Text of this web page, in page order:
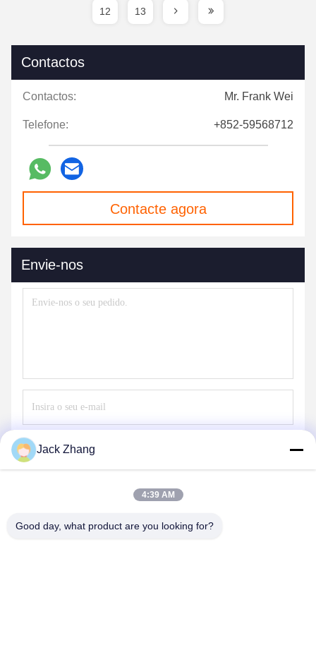
12 13
Contactos
Contactos: Mr. Frank Wei
Telefone: +852-59568712
Contacte agora
Envie-nos
Jack Zhang
4:39 AM
Good day, what product are you looking for?